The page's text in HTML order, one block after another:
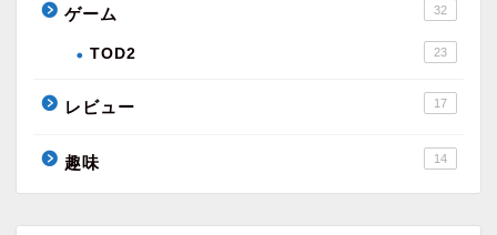
ゲーム 32
TOD2 23
レビュー 17
趣味 14